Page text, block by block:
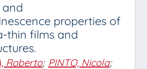
and
properties of
thin films and
Roberto; PINTO, Nicola;